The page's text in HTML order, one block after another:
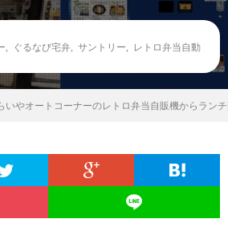
ぐるなび宅弁 サントリー
レトロ弁当自動
いやオートコーナーのレトロ弁当自販機からラン